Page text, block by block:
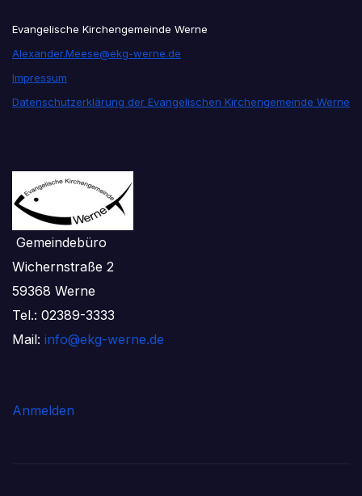
Evangelische Kirchengemeinde Werne
Alexander.Meese@ekg-werne.de
Impressum
Datenschutzerklärung der Evangelischen Kirchengemeinde Werne
Gemeindebüro
Wichernstraße 2
59368 Werne
Tel.: 02389-3333
Mail: info@ekg-werne.de
Anmelden